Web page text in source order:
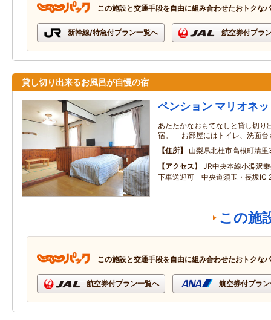
この施設と交通手段を自由に組み合わせたおトクな
新幹線/特急付プラン一覧へ 航空券付プラ
貸し切り出来るお風呂が自慢の宿
ペンション マリオネ
あたたかなおもてなしと貸し切り
宿。 お部屋にはトイレ、洗面台
住所
山梨県北杜市高根町清
アクセス
JR中央本線小淵沢
下車送迎可 中央道須玉・長坂IC
この施
この施設と交通手段を自由に組み合わせたおトクな
航空券付プラン一覧へ 航空券付プラ